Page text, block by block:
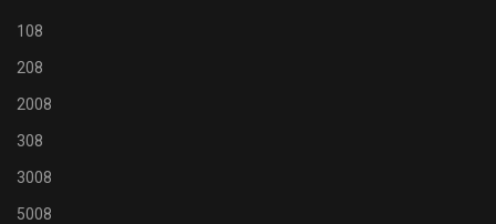
108
208
2008
308
3008
5008